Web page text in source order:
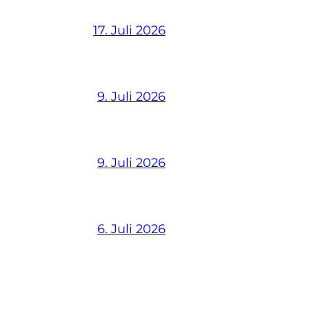
17. Juli 2026
9. Juli 2026
9. Juli 2026
6. Juli 2026